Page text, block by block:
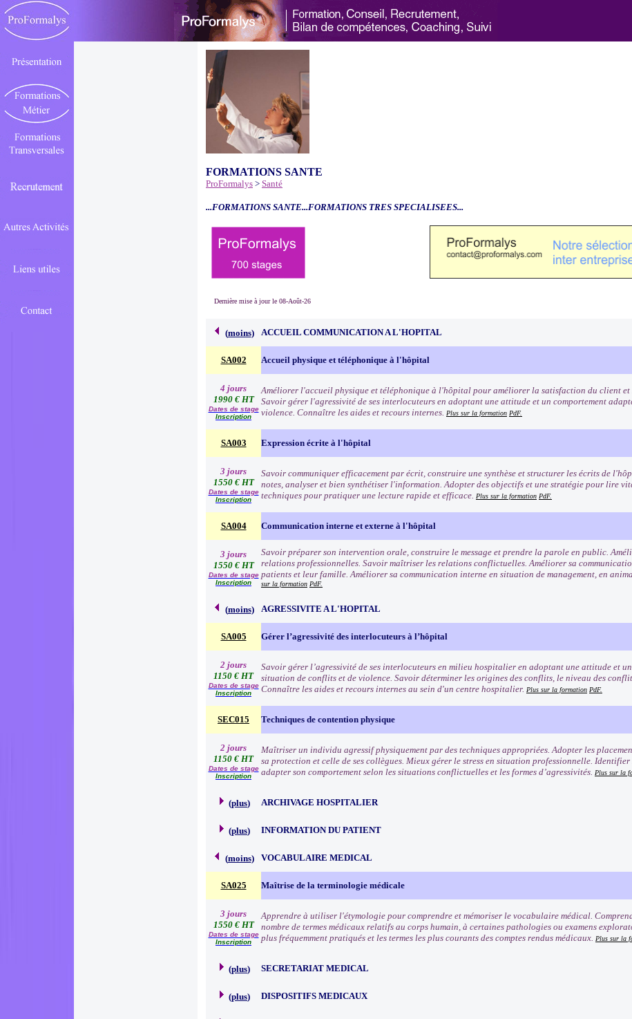
FORMATIONS SANTE
ProFormalys > Santé
...FORMATIONS SANTE...FORMATIONS TRES SPECIALISEES...
Dernière mise à jour le 08-Août-26
(moins) ACCUEIL COMMUNICATION A L'HOPITAL
SA002 Accueil physique et téléphonique à l'hôpital
4 jours
1990 € HT
Dates de stage
Inscription
Améliorer l'accueil physique et téléphonique à l'hôpital pour améliorer la satisfaction du client et
Savoir gérer l'agressivité de ses interlocuteurs en adoptant une attitude et un comportement
violence. Connaître les aides et recours internes. Plus sur la formation PdF.
SA003 Expression écrite à l'hôpital
3 jours
1550 € HT
Dates de stage
Inscription
Savoir communiquer efficacement par écrit, construire une synthèse et structurer les écrits de
notes, analyser et bien synthétiser l'information. Adopter des objectifs et une stratégie pour lire
techniques pour pratiquer une lecture rapide et efficace. Plus sur la formation PdF.
SA004 Communication interne et externe à l'hôpital
3 jours
1550 € HT
Dates de stage
Inscription
Savoir préparer son intervention orale, construire le message et prendre la parole en public.
relations professionnelles. Savoir maîtriser les relations conflictuelles. Améliorer sa
patients et leur famille. Améliorer sa communication interne en situation de management, en
sur la formation PdF.
(moins) AGRESSIVITE A L'HOPITAL
SA005 Gérer l’agressivité des interlocuteurs à l’hôpital
2 jours
1150 € HT
Dates de stage
Inscription
Savoir gérer l’agressivité de ses interlocuteurs en milieu hospitalier en adoptant une attitude et
situation de conflits et de violence. Savoir déterminer les origines des conflits, le niveau des
Connaître les aides et recours internes au sein d'un centre hospitalier. Plus sur la formation PdF.
SEC015 Techniques de contention physique
2 jours
1150 € HT
Dates de stage
Inscription
Maîtriser un individu agressif physiquement par des techniques appropriées. Adopter les
sa protection et celle de ses collègues. Mieux gérer le stress en situation professionnelle. Identifier
adapter son comportement selon les situations conflictuelles et les formes d’agressivités. Plus sur la
(plus) ARCHIVAGE HOSPITALIER
(plus) INFORMATION DU PATIENT
(moins) VOCABULAIRE MEDICAL
SA025 Maîtrise de la terminologie médicale
3 jours
1550 € HT
Dates de stage
Inscription
Apprendre à utiliser l'étymologie pour comprendre et mémoriser le vocabulaire médical.
nombre de termes médicaux relatifs au corps humain, à certaines pathologies ou examens
plus fréquemment pratiqués et les termes les plus courants des comptes rendus médicaux. Plus sur la
(plus) SECRETARIAT MEDICAL
(plus) DISPOSITIFS MEDICAUX